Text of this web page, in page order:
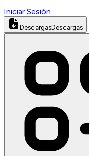
Iniciar Sesión
DescargasDescargas